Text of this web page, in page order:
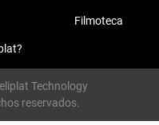
Filmoteca
Technology
reservados.